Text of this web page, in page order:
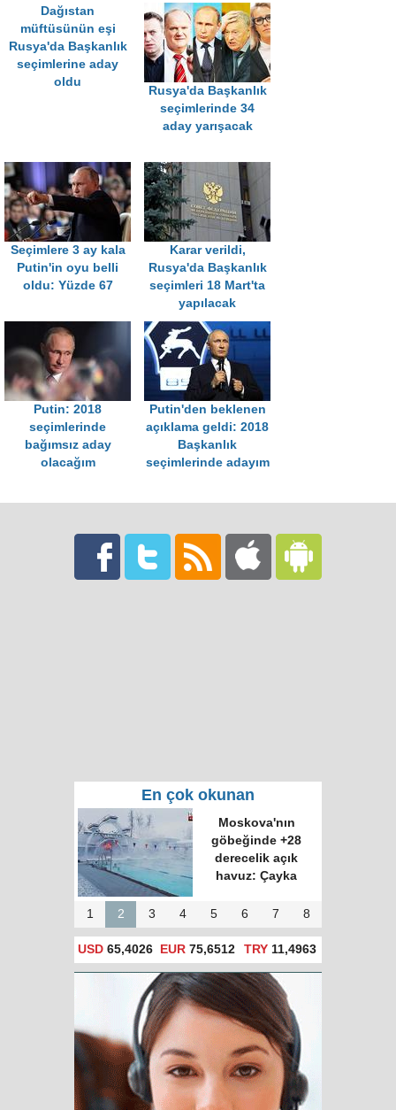
Dağıstan
müftüsünün eşi
Rusya'da Başkanlık
seçimlerine aday
oldu
Rusya'da Başkanlık
seçimlerinde 34
aday yarışacak
Seçimlere 3 ay kala
Putin'in oyu belli
oldu: Yüzde 67
Karar verildi,
Rusya'da Başkanlık
seçimleri 18 Mart'ta
yapılacak
Putin: 2018
seçimlerinde
bağımsız aday
olacağım
Putin'den beklenen
açıklama geldi: 2018
Başkanlık
seçimlerinde adayım
En çok okunan
Moskova'nın
göbeğinde +28
derecelik açık
havuz: Çayka
1 2 3 4 5 6 7 8
USD 65,4026 EUR 75,6512 TRY 11,4963